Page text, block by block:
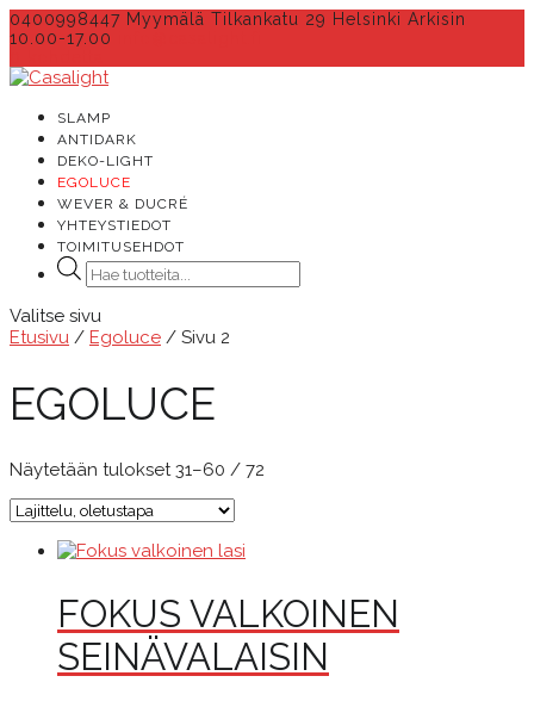
0400998447 Myymälä Tilkankatu 29 Helsinki Arkisin
10.00-17.00
SLAMP
ANTIDARK
DEKO-LIGHT
EGOLUCE
WEVER & DUCRÉ
YHTEYSTIEDOT
TOIMITUSEHDOT
Products
search
Valitse sivu
Etusivu / Egoluce / Sivu 2
EGOLUCE
Näytetään tulokset 31–60 / 72
FOKUS VALKOINEN
SEINÄVALAISIN